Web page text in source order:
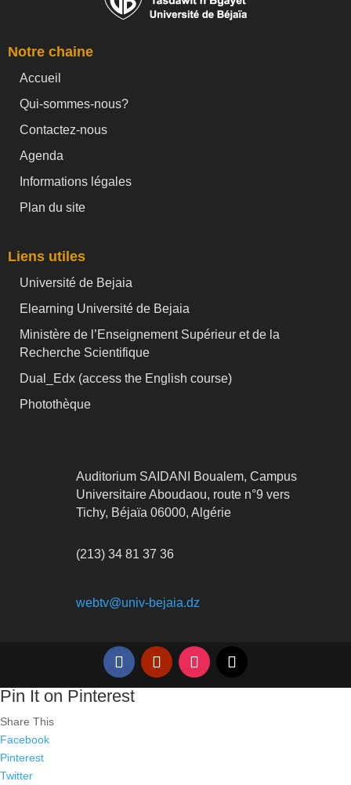
Notre chaine
Accueil
Qui-sommes-nous?
Contactez-nous
Agenda
Informations légales
Plan du site
Liens utiles
Université de Bejaia
Elearning Université de Bejaia
Ministère de l’Enseignement Supérieur et de la
Recherche Scientifique
Dual_Edx (access the English course)
Photothèque
Auditorium SAIDANI Boualem, Campus
Universitaire Aboudaou, route n°9 vers
Tichy, Béjaïa 06000, Algérie
(213) 34 81 37 36
webtv@univ-bejaia.dz
Pin It on Pinterest
Share This
Facebook
Pinterest
Twitter